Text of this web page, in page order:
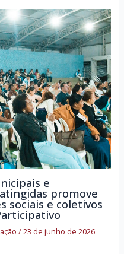
e
promove
sociais e coletivos
/23 de junho de 2026